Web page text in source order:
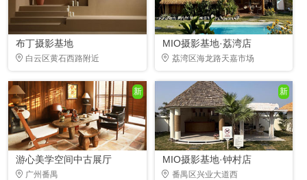
布丁摄影基地
白云区黄石西路附近
MIO摄影基地·荔湾店
荔湾区海龙路天嘉市场
新
游心美学空间中古展厅
广州番禺
新
MIO摄影基地·钟村店
番禺区兴业大道西